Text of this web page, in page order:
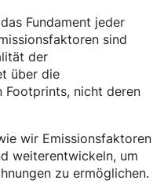
Fundament jeder
sind
der
über die
Footprints, nicht deren
wir Emissionsfaktoren
weiterentwickeln, um
zu ermöglichen.